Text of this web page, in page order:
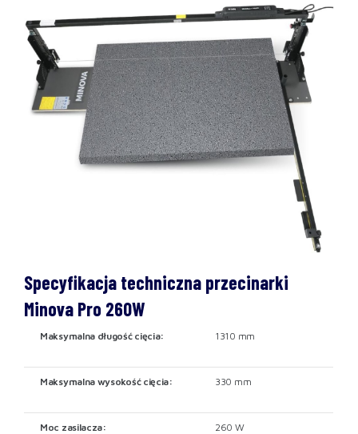
Specyfikacja techniczna przecinarki
Minova Pro 260W
Maksymalna długość cięcia: 1310 mm
Maksymalna wysokość cięcia: 330 mm
Moc zasilacza: 260 W